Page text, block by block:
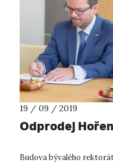
19 / 09 / 2019
Odprodej
Budova bývalého